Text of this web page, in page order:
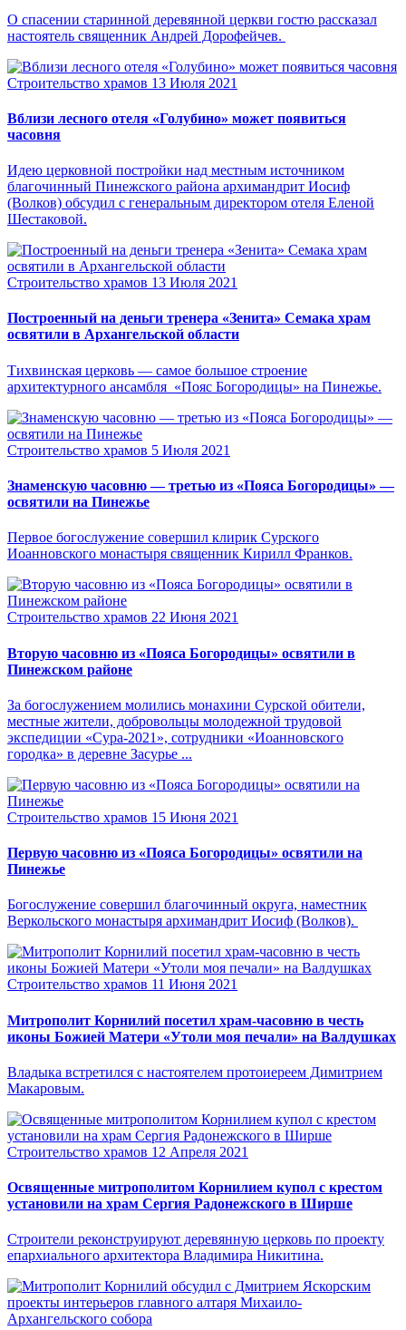
О спасении старинной деревянной церкви гостю рассказал
настоятель священник Андрей Дорофейчев.
Строительство храмов 13 Июля 2021
Вблизи лесного отеля «Голубино» может появиться
часовня
Идею церковной постройки над местным источником
благочинный Пинежского района архимандрит Иосиф
(Волков) обсудил с генеральным директором отеля Еленой
Шестаковой.
Строительство храмов 13 Июля 2021
Построенный на деньги тренера «Зенита» Семака храм
освятили в Архангельской области
Тихвинская церковь — самое большое строение
архитектурного ансамбля «Пояс Богородицы» на Пинежье.
Строительство храмов 5 Июля 2021
Знаменскую часовню — третью из «Пояса Богородицы» —
освятили на Пинежье
Первое богослужение совершил клирик Сурского
Иоанновского монастыря священник Кирилл Франков.
Строительство храмов 22 Июня 2021
Вторую часовню из «Пояса Богородицы» освятили в
Пинежском районе
За богослужением молились монахини Сурской обители,
местные жители, добровольцы молодежной трудовой
экспедиции «Сура-2021», сотрудники «Иоанновского
городка» в деревне Засурье ...
Строительство храмов 15 Июня 2021
Первую часовню из «Пояса Богородицы» освятили на
Пинежье
Богослужение совершил благочинный округа, наместник
Веркольского монастыря архимандрит Иосиф (Волков).
Строительство храмов 11 Июня 2021
Митрополит Корнилий посетил храм-часовню в честь
иконы Божией Матери «Утоли моя печали» на Валдушках
Владыка встретился с настоятелем протоиереем Димитрием
Макаровым.
Строительство храмов 12 Апреля 2021
Освященные митрополитом Корнилием купол с крестом
установили на храм Сергия Радонежского в Ширше
Строители реконструируют деревянную церковь по проекту
епархиального архитектора Владимира Никитина.